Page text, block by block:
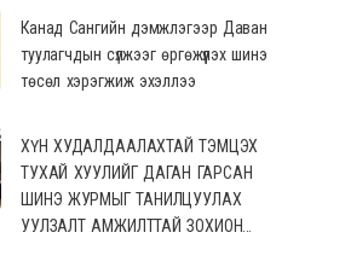
Канад Сангийн дэмжлэгээр Даван
туулагчдын сүлжээг өргөжүүлэх шинэ
төсөл хэрэгжиж эхэллээ
ХҮН ХУДАЛДААЛАХТАЙ ТЭМЦЭХ
ТУХАЙ ХУУЛИЙГ ДАГАН ГАРСАН
ШИНЭ ЖУРМЫГ ТАНИЛЦУУЛАХ
УУЛЗАЛТ АМЖИЛТТАЙ ЗОХИОН